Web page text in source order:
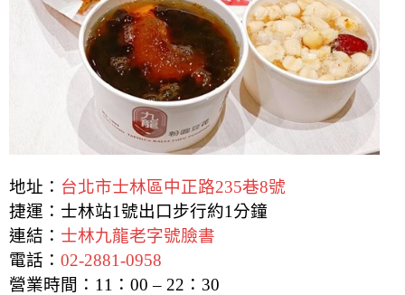
地址： 台北市士林區中正路235巷8號
捷運：士林站1號出口步行約1分鐘
連結： 士林九龍老字號臉書
電話： 02-2881-0958
營業時間：11：00 – 22：30